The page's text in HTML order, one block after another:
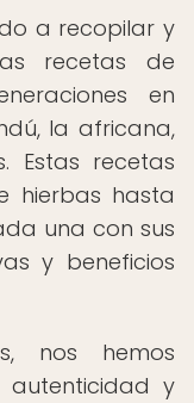
a recopilar y
recetas de
en
la africana,
Estas recetas
hierbas hasta
una con sus
y beneficios
nos hemos
y